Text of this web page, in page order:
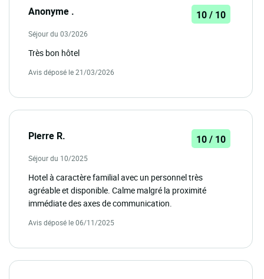
Anonyme . 10 / 10
Séjour du 03/2026
Très bon hôtel
Avis déposé le 21/03/2026
Pierre R. 10 / 10
Séjour du 10/2025
Hotel à caractère familial avec un personnel très
agréable et disponible. Calme malgré la proximité
immédiate des axes de communication.
Avis déposé le 06/11/2025